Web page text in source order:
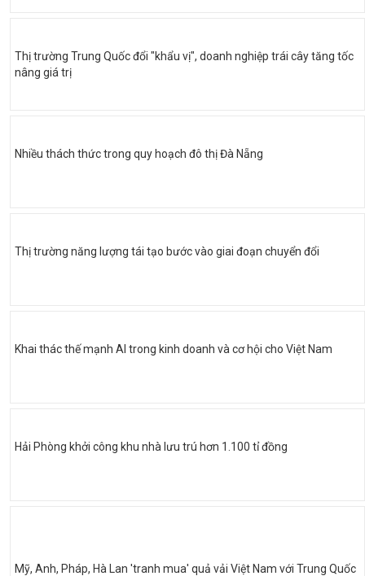
Thị trường Trung Quốc đổi "khẩu vị", doanh nghiệp trái cây tăng tốc
nâng giá trị
Nhiều thách thức trong quy hoạch đô thị Đà Nẵng
Thị trường năng lượng tái tạo bước vào giai đoạn chuyển đổi
Khai thác thế mạnh AI trong kinh doanh và cơ hội cho Việt Nam
Hải Phòng khởi công khu nhà lưu trú hơn 1.100 tỉ đồng
Mỹ, Anh, Pháp, Hà Lan 'tranh mua' quả vải Việt Nam với Trung Quốc